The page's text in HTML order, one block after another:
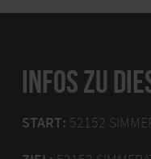
INFOS ZU
START: 52152